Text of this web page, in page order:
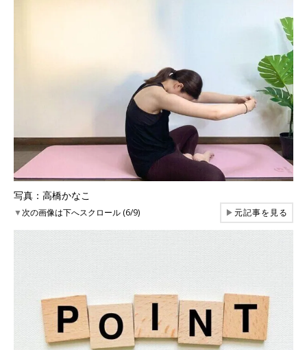
写真：高橋かなこ
▼次の画像は下へスクロール (6/9) ▶元記事を見る